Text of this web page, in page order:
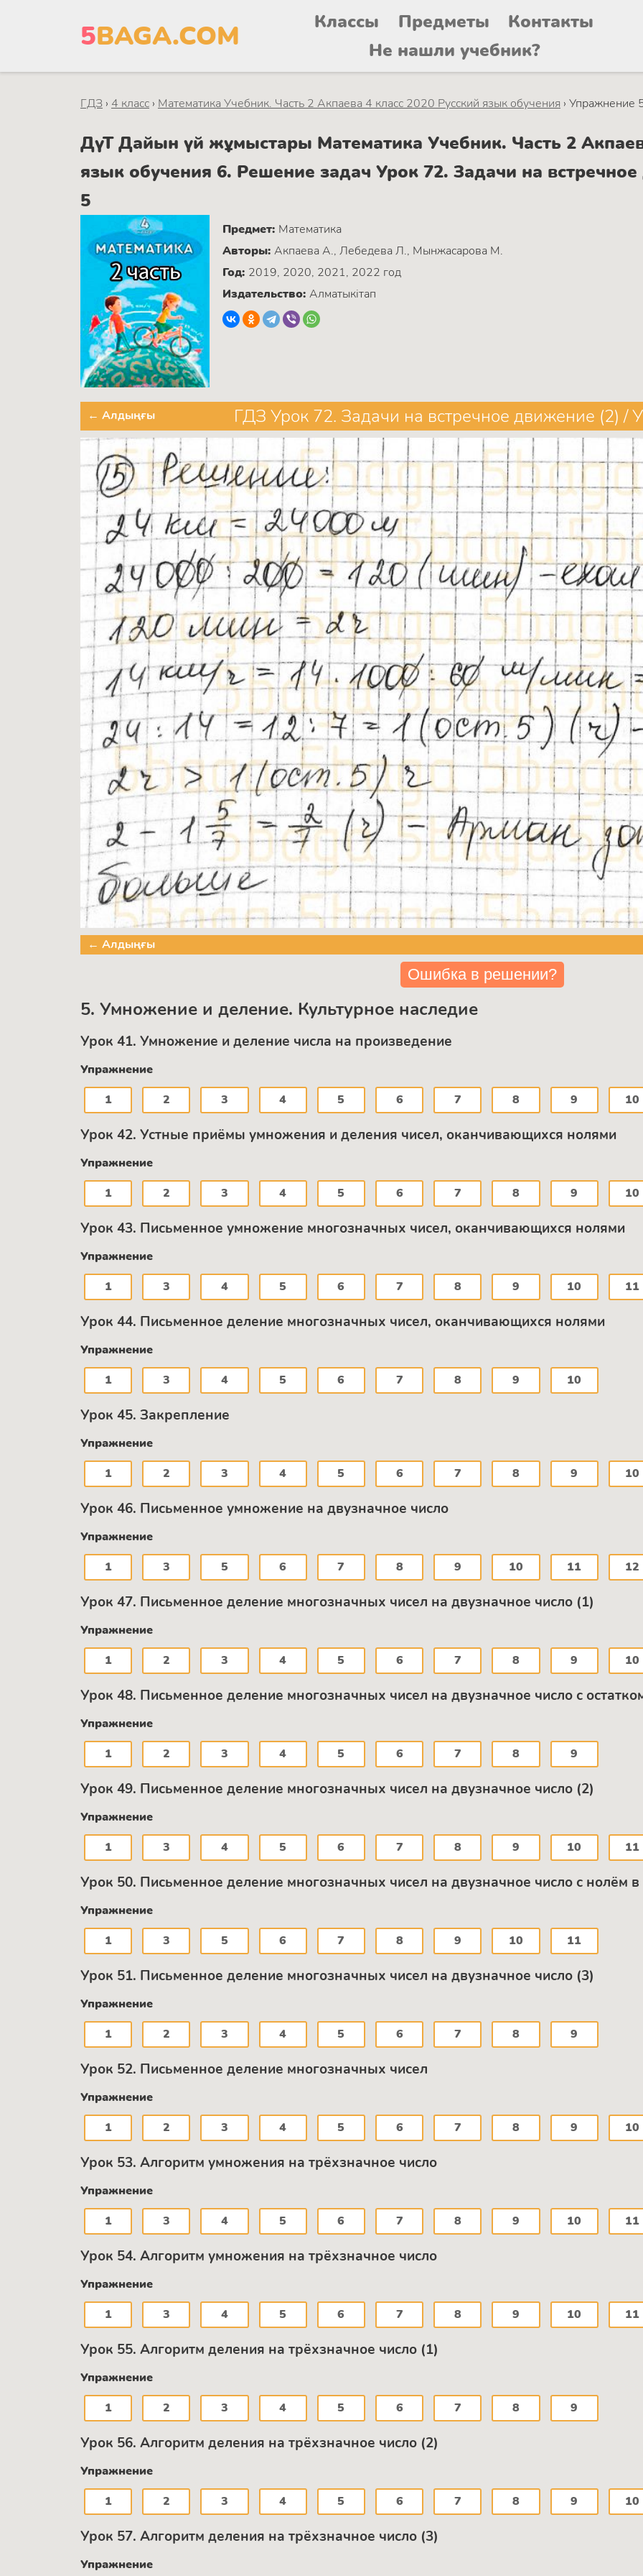
5BAGA.COM Классы Предметы
Контакты
Не нашли учебник?
ГДЗ › 4 класс › Математика Учебник. Часть 2 Акпаева 4 класс 2020 Русский язык обучения › Упражнение
ДүТ Дайын үй жұмыстары Математика Учебник. Часть 2
язык обучения 6. Решение задач Урок 72. Задачи на
5
Предмет: Математика
Авторы: Акпаева А., Лебедева Л., Мынжасарова М.
Год: 2019, 2020, 2021, 2022 год
Издательство: Алматыкітап
← Алдыңғы ГДЗ Урок 72. Задачи на встречное движение (2) /
← Алдыңғы
Ошибка в решении?
5. Умножение и деление. Культурное наследие
Урок 41. Умножение и деление числа на произведение
Упражнение
1
2 3 4 5 6 7 8 9 10
Урок 42. Устные приёмы умножения и деления чисел, оканчивающихся нолями
Упражнение
1
2 3 4 5 6 7 8 9 10
Урок 43. Письменное умножение многозначных чисел, оканчивающихся нолями
Упражнение
1
3 4 5 6 7 8 9 10 11
Урок 44. Письменное деление многозначных чисел, оканчивающихся нолями
Упражнение
1
3 4 5 6 7 8 9 10
Урок 45. Закрепление
Упражнение
1
2 3 4 5 6 7 8 9 10
Урок 46. Письменное умножение на двузначное число
Упражнение
1
3 5 6 7 8 9 10 11 12
Урок 47. Письменное деление многозначных чисел на двузначное число (1)
Упражнение
1
2 3 4 5 6 7 8 9 10
Урок 48. Письменное деление многозначных чисел на двузначное число с
Упражнение
1
2 3 4 5 6 7 8 9
Урок 49. Письменное деление многозначных чисел на двузначное число (2)
Упражнение
1
3 4 5 6 7 8 9 10 11
Урок 50. Письменное деление многозначных чисел на двузначное число с нолём в
Упражнение
1
3 5 6 7 8 9 10 11
Урок 51. Письменное деление многозначных чисел на двузначное число (3)
Упражнение
1
2 3 4 5 6 7 8 9
Урок 52. Письменное деление многозначных чисел
Упражнение
1
2 3 4 5 6 7 8 9 10
Урок 53. Алгоритм умножения на трёхзначное число
Упражнение
1
3 4 5 6 7 8 9 10 11
Урок 54. Алгоритм умножения на трёхзначное число
Упражнение
1
3 4 5 6 7 8 9 10 11
Урок 55. Алгоритм деления на трёхзначное число (1)
Упражнение
1
2 3 4 5 6 7 8 9
Урок 56. Алгоритм деления на трёхзначное число (2)
Упражнение
1
2 3 4 5 6 7 8 9 10
Урок 57. Алгоритм деления на трёхзначное число (3)
Упражнение